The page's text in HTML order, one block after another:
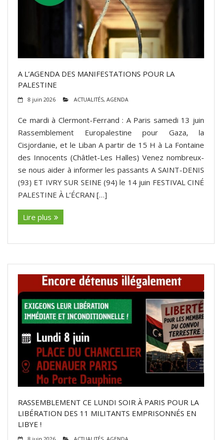
A L’AGENDA DES MANIFESTATIONS POUR LA
PALESTINE
8 juin 2026 ACTUALITÉS, AGENDA
Ce mardi à Clermont-Ferrand : A Paris samedi 13 juin
Rassemblement Europalestine pour Gaza, la
Cisjordanie, et le Liban A partir de 15 H à La Fontaine
des Innocents (Châtlet-Les Halles) Venez nombreux-
se nous aider à informer les passants A SAINT-DENIS
(93) ET IVRY SUR SEINE (94) le 14 juin FESTIVAL CINÉ
PALESTINE À L’ÉCRAN […]
Lire plus
RASSEMBLEMENT CE LUNDI SOIR À PARIS POUR LA
LIBÉRATION DES 11 MILITANTS EMPRISONNÉS EN
LIBYE !